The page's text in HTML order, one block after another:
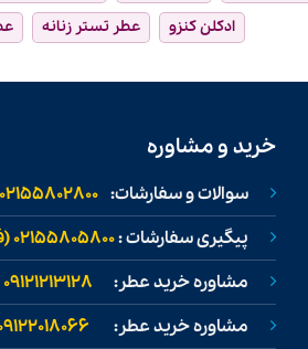
ادکلن کنزو
عطر تستر زنانه
خرید و مشاوره
سوالات و سفارشات:02155802800 (۱۰ تا ۱۸)
پیگیری سفارشات :02155805800 (فقط ۱۳ تا ۱۸)
مشاوره خرید عطر: 09121213128
مشاوره خرید عطر: